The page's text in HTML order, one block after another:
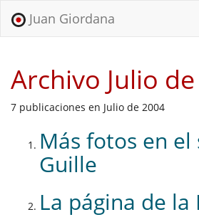
Juan Giordana
Archivo Julio
7 publicaciones en Julio de 2004
Más fotos en
Guille
La página de la